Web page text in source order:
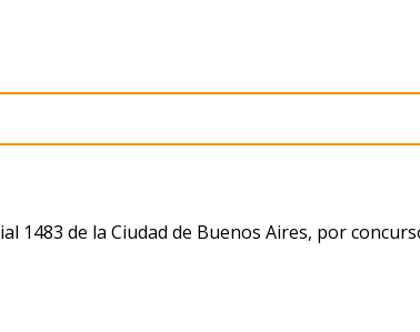
de la Ciudad de Buenos Aires, por